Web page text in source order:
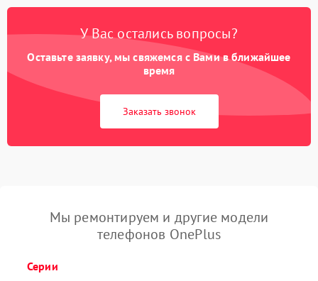
У Вас остались вопросы?
Оставьте заявку, мы свяжемся с Вами в ближайшее
время
Заказать звонок
Мы ремонтируем и другие модели
телефонов OnePlus
Серии